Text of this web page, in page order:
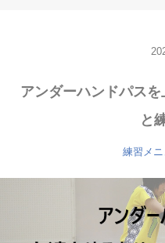
アンダーハンドパス
と
練習メニ